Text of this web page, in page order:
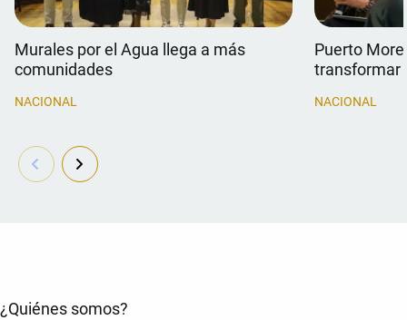
Murales por el Agua llega a más
comunidades
NACIONAL
Puerto
transformar
NACIONAL
¿Quiénes somos?